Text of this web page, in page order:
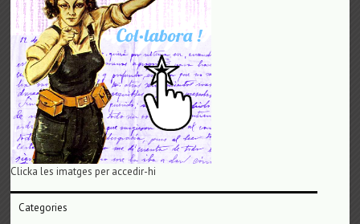
Clicka les imatges per accedir-hi
Categories